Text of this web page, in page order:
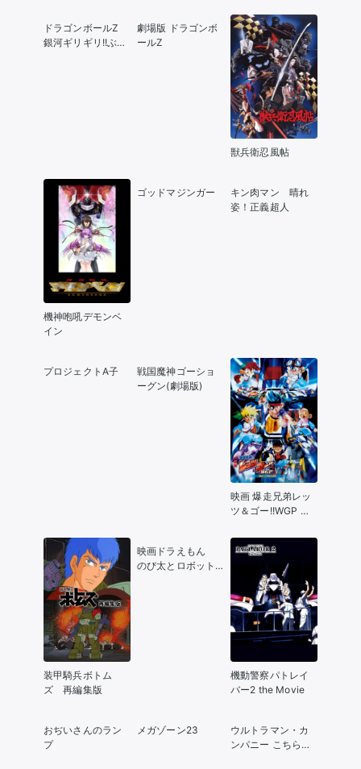
ドラゴンボールZ
銀河ギリギリ!!ぶっ
劇場版 ドラゴンボ
ールZ
獣兵衛忍風帖
機神咆吼デモンベ
イン
ゴッドマジンガー
キン肉マン 晴れ
姿！正義超人
プロジェクトA子
戦国魔神ゴーショ
ーグン(劇場版)
映画 爆走兄弟レッ
ツ＆ゴー!!WGP 暴
跡！
装甲騎兵ボトム
ズ 再編集版
映画ドラえもん
のび太とロボット
機動警察パトレイ
バー2 the Movie
おぢいさんのラン
プ
メガゾーン23
ウルトラマン・カ
ンパニー こちらウ